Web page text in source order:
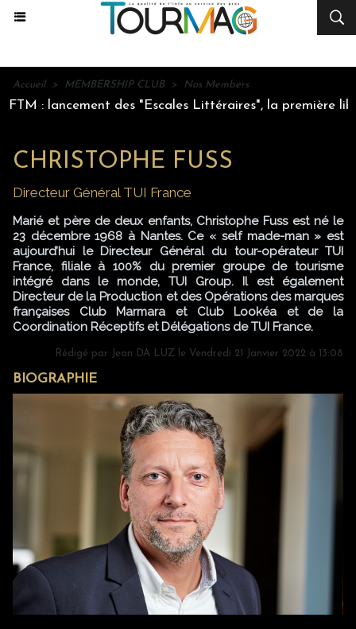
Accueil > MEMBERSHIP CLUB > Nos Members
: lancement des "Escales Littéraires", la première
CHRISTOPHE FUSS
Directeur Général TUI France
Marié et père de deux enfants, Christophe Fuss est né le
23 décembre 1968 à Nantes. Ce « self made-man » est
aujourd’hui le Directeur Général du tour-opérateur TUI
France, filiale à 100% du premier groupe de tourisme
intégré dans le monde, TUI Group. Il est également
Directeur de la Production et des Opérations des marques
françaises Club Marmara et Club Lookéa et de la
Coordination Réceptifs et Délégations de TUI France.
Rédigé par Jean DA LUZ le Vendredi 21 Janvier 2022 à 13:08
BIOGRAPHIE